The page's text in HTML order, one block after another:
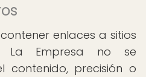
enlaces a sitios
La Empresa no se
contenido, precisión o